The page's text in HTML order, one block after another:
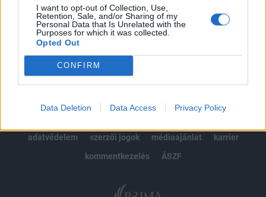
I want to opt-out of Collection, Use,
Retention, Sale, and/or Sharing of my
Personal Data that Is Unrelated with the
Purposes for which it was collected.
Opted Out
CONFIRM
Data Deletion Data Access Privacy Policy
MÁR ELŐFIZETŐNK VAGY?BEJELENTKEZÉS
adatvédelem
szerzői jogok médiaajánlat
karrier
kommentkezelés
ÁSZF